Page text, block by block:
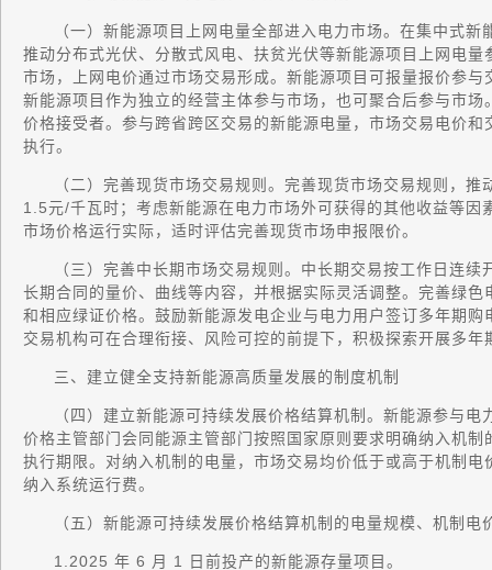
（一）新能源项目上网电量全部进入电力市场。在集中式
推动分布式光伏、分散式风电、扶贫光伏等新能源项目上网电
市场，上网电价通过市场交易形成。新能源项目可报量报价参
新能源项目作为独立的经营主体参与市场，也可聚合后参与市
价格接受者。参与跨省跨区交易的新能源电量，市场交易电价
执行。
（二）完善现货市场交易规则。完善现货市场交易规则，
1.5元/千瓦时；考虑新能源在电力市场外可获得的其他收益等
市场价格运行实际，适时评估完善现货市场申报限价。
（三）完善中长期市场交易规则。中长期交易按工作日连
长期合同的量价、曲线等内容，并根据实际灵活调整。完善绿
和相应绿证价格。鼓励新能源发电企业与电力用户签订多年期
交易机构可在合理衔接、风险可控的前提下，积极探索开展多年
三、建立健全支持新能源高质量发展的制度机制
（四）建立新能源可持续发展价格结算机制。新能源参与
价格主管部门会同能源主管部门按照国家原则要求明确纳入机
执行期限。对纳入机制的电量，市场交易均价低于或高于机制
纳入系统运行费。
（五）新能源可持续发展价格结算机制的电量规模、机制电
1.2025 年 6 月 1 日前投产的新能源存量项目。